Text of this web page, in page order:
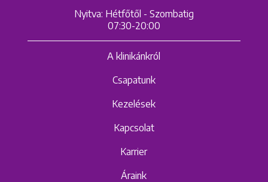
Nyitva: Hétfőtől - Szombatig
07:30-20:00
A klinikánkról
Csapatunk
Kezelések
Kapcsolat
Karrier
Áraink